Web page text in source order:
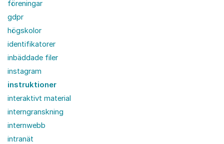
föreningar
gdpr
högskolor
identifikatorer
inbäddade filer
instagram
instruktioner
interaktivt material
interngranskning
internwebb
intranät